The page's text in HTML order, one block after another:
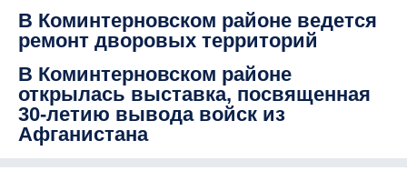
В Коминтерновском районе ведется
ремонт дворовых территорий
В Коминтерновском районе
открылась выставка, посвященная
30-летию вывода войск из
Афганистана